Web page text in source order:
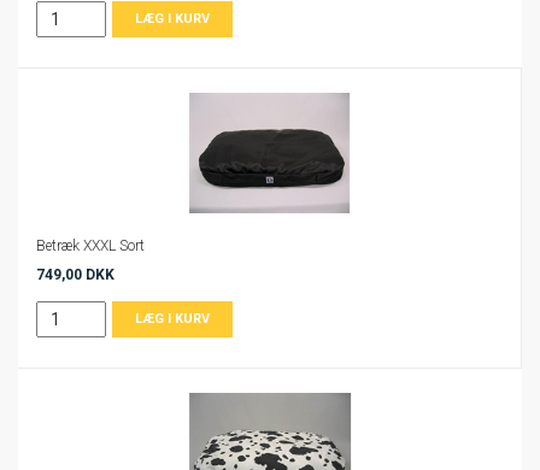
Betræk XXXL Sort
749,00 DKK